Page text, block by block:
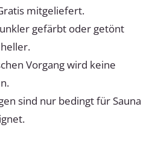
mitgeliefert.
gefärbt oder getönt
Vorgang wird keine
sind nur bedingt für Sauna